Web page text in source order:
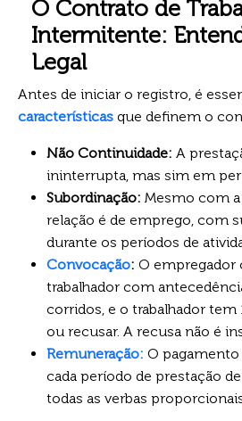
O Contrato de
Intermitente:
Legal
Antes de iniciar o registro, é
características que definem o
Não Continuidade: A
ininterrupta, mas sim em
Subordinação: Mesmo com
relação é de emprego, com
durante os períodos de
Convocação: O empregador
trabalhador com
corridos, e o trabalhador tem
ou recusar. A recusa não é
Remuneração: O
cada período de prestação
todas as verbas